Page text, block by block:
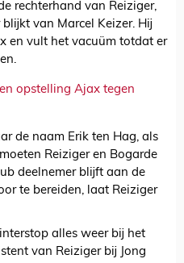
rechterhand van Reiziger,
van Marcel Keizer. Hij
en vult het vacuüm totdat er
opstelling Ajax tegen
de naam Erik ten Hag, als
Reiziger en Bogarde
deelnemer blijft aan de
te bereiden, laat Reiziger
alles weer bij het
van Reiziger bij Jong